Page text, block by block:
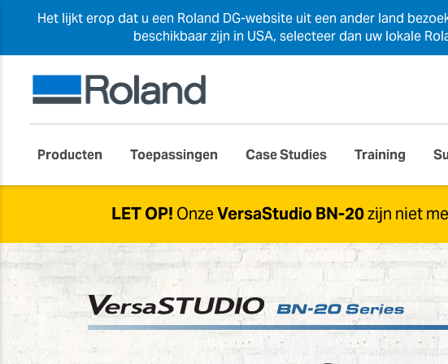
Het lijkt erop dat u een Roland DG-website uit een ander land
beschikbaar zijn in USA, selecteer dan uw lokale
Producten Toepassingen Case Studies Training
LET OP! OnzeVersaStudio BN-20zijn niet
Nieuwere opties beschikbaar
Door de ontwikkelingen in deze serie worden de
Denieuwe BN2 Series-oplossing
wordt geleverd
ontworpen om uw bedrijf te ondersteunen. Klik op de